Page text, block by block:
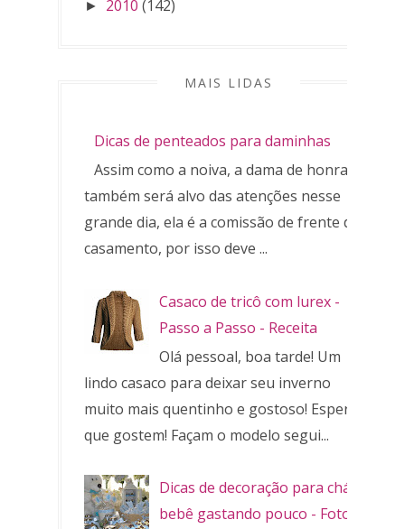
► 2010 (142)
MAIS LIDAS
Dicas de penteados para daminhas
Assim como a noiva, a dama de honra
também será alvo das atenções nesse
grande dia, ela é a comissão de frente do
casamento, por isso deve ...
Casaco de tricô com lurex -
Passo a Passo - Receita
Olá pessoal, boa tarde! Um
lindo casaco para deixar seu inverno
muito mais quentinho e gostoso! Espero
que gostem! Façam o modelo segui...
Dicas de decoração para chá de
bebê gastando pouco - Fotos e